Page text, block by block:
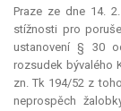
Praze ze dne 14.
stížnosti pro
ustanovení § 30
rozsudek bývalého
zn. Tk 194/52 z
neprospěch